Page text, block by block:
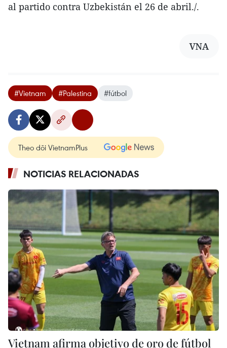
al partido contra Uzbekistán el 26 de abril./.
VNA
#Vietnam #Palestina #fútbol
Theo dõi VietnamPlus
NOTICIAS RELACIONADAS
Vietnam afirma objetivo de oro de fútbol